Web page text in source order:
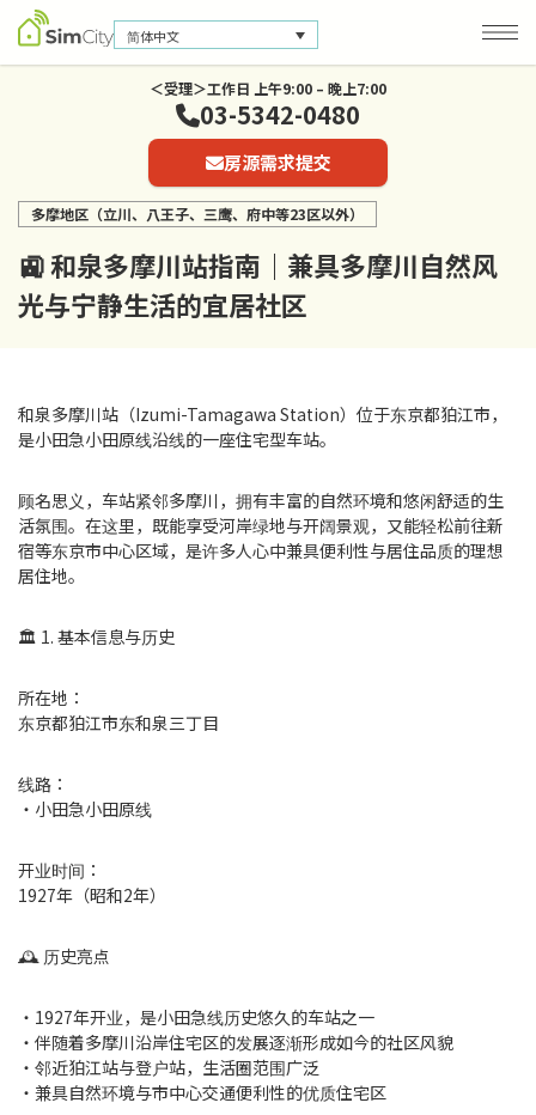
简体中文
隐私保护政策
＜受理＞工作日 上午9:00 – 晚上7:00
03-5342-0480
房源需求提交
多摩地区（立川、八王子、三鹰、府中等23区以外）
🚉 和泉多摩川站指南｜兼具多摩川自然风
光与宁静生活的宜居社区
和泉多摩川站（Izumi-Tamagawa Station）位于东京都狛江市，
是小田急小田原线沿线的一座住宅型车站。
顾名思义，车站紧邻多摩川，拥有丰富的自然环境和悠闲舒适的生
活氛围。在这里，既能享受河岸绿地与开阔景观，又能轻松前往新
宿等东京市中心区域，是许多人心中兼具便利性与居住品质的理想
居住地。
🏛 1. 基本信息与历史
所在地：
东京都狛江市东和泉三丁目
线路：
・小田急小田原线
开业时间：
1927年（昭和2年）
🕰 历史亮点
・1927年开业，是小田急线历史悠久的车站之一
・伴随着多摩川沿岸住宅区的发展逐渐形成如今的社区风貌
・邻近狛江站与登户站，生活圈范围广泛
・兼具自然环境与市中心交通便利性的优质住宅区